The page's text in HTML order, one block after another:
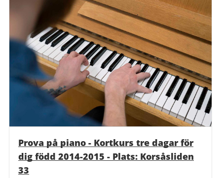
Prova på piano - Kortkurs tre dagar för
dig född 2014-2015 - Plats: Korsåsliden
33